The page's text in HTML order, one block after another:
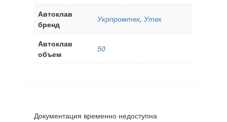
Автоклав
бренд
Укрпромтех,Утех
Автоклав
объем
50
Документация временно недоступна